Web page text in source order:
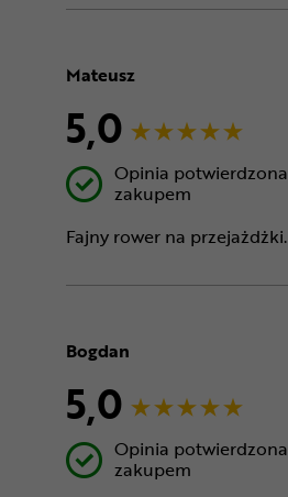
Mateusz
5,0
Opinia potwierdzona
zakupem
Fajny rower na przejażdżki.
Bogdan
5,0
Opinia potwierdzona
zakupem